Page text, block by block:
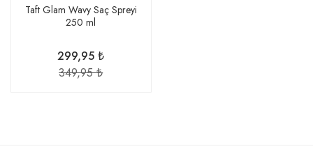
Taft Glam Wavy Saç Spreyi
250 ml
299,95 ₺
349,95 ₺